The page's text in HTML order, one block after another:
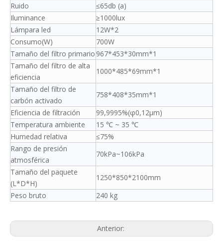
Ruido
≤65db (a)
Iluminance
≥1000lux
Lámpara led
12W*2
Consumo(W)
700W
Tamaño del filtro primario 967*453*30mm*1
Tamaño del filtro de alta
eficiencia
1000*485*69mm*1
Tamaño del filtro de
carbón activado
758*408*35mm*1
Eficiencia de filtración
99,9995%(φ0,12μm)
Temperatura ambiente
15 ℃ ~ 35 ℃
Humedad relativa
≤75%
Rango de presión
atmosférica
70kPa~106kPa
Tamaño del paquete
(L*D*H)
1250*850*2100mm
Peso bruto
240 kg
Anterior: